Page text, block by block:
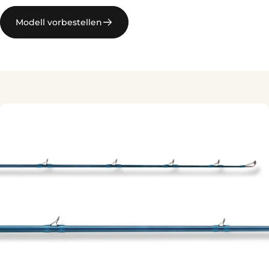
Modell vorbestellen